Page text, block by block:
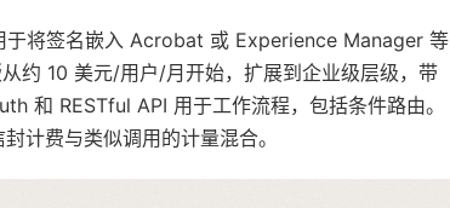
将签名嵌入 Acrobat 或 Experience Manager 等
约 10 美元/用户/月开始，扩展到企业级层级，带
和 RESTful API 用于工作流程，包括条件路由。
计费与类似调用的计量混合。